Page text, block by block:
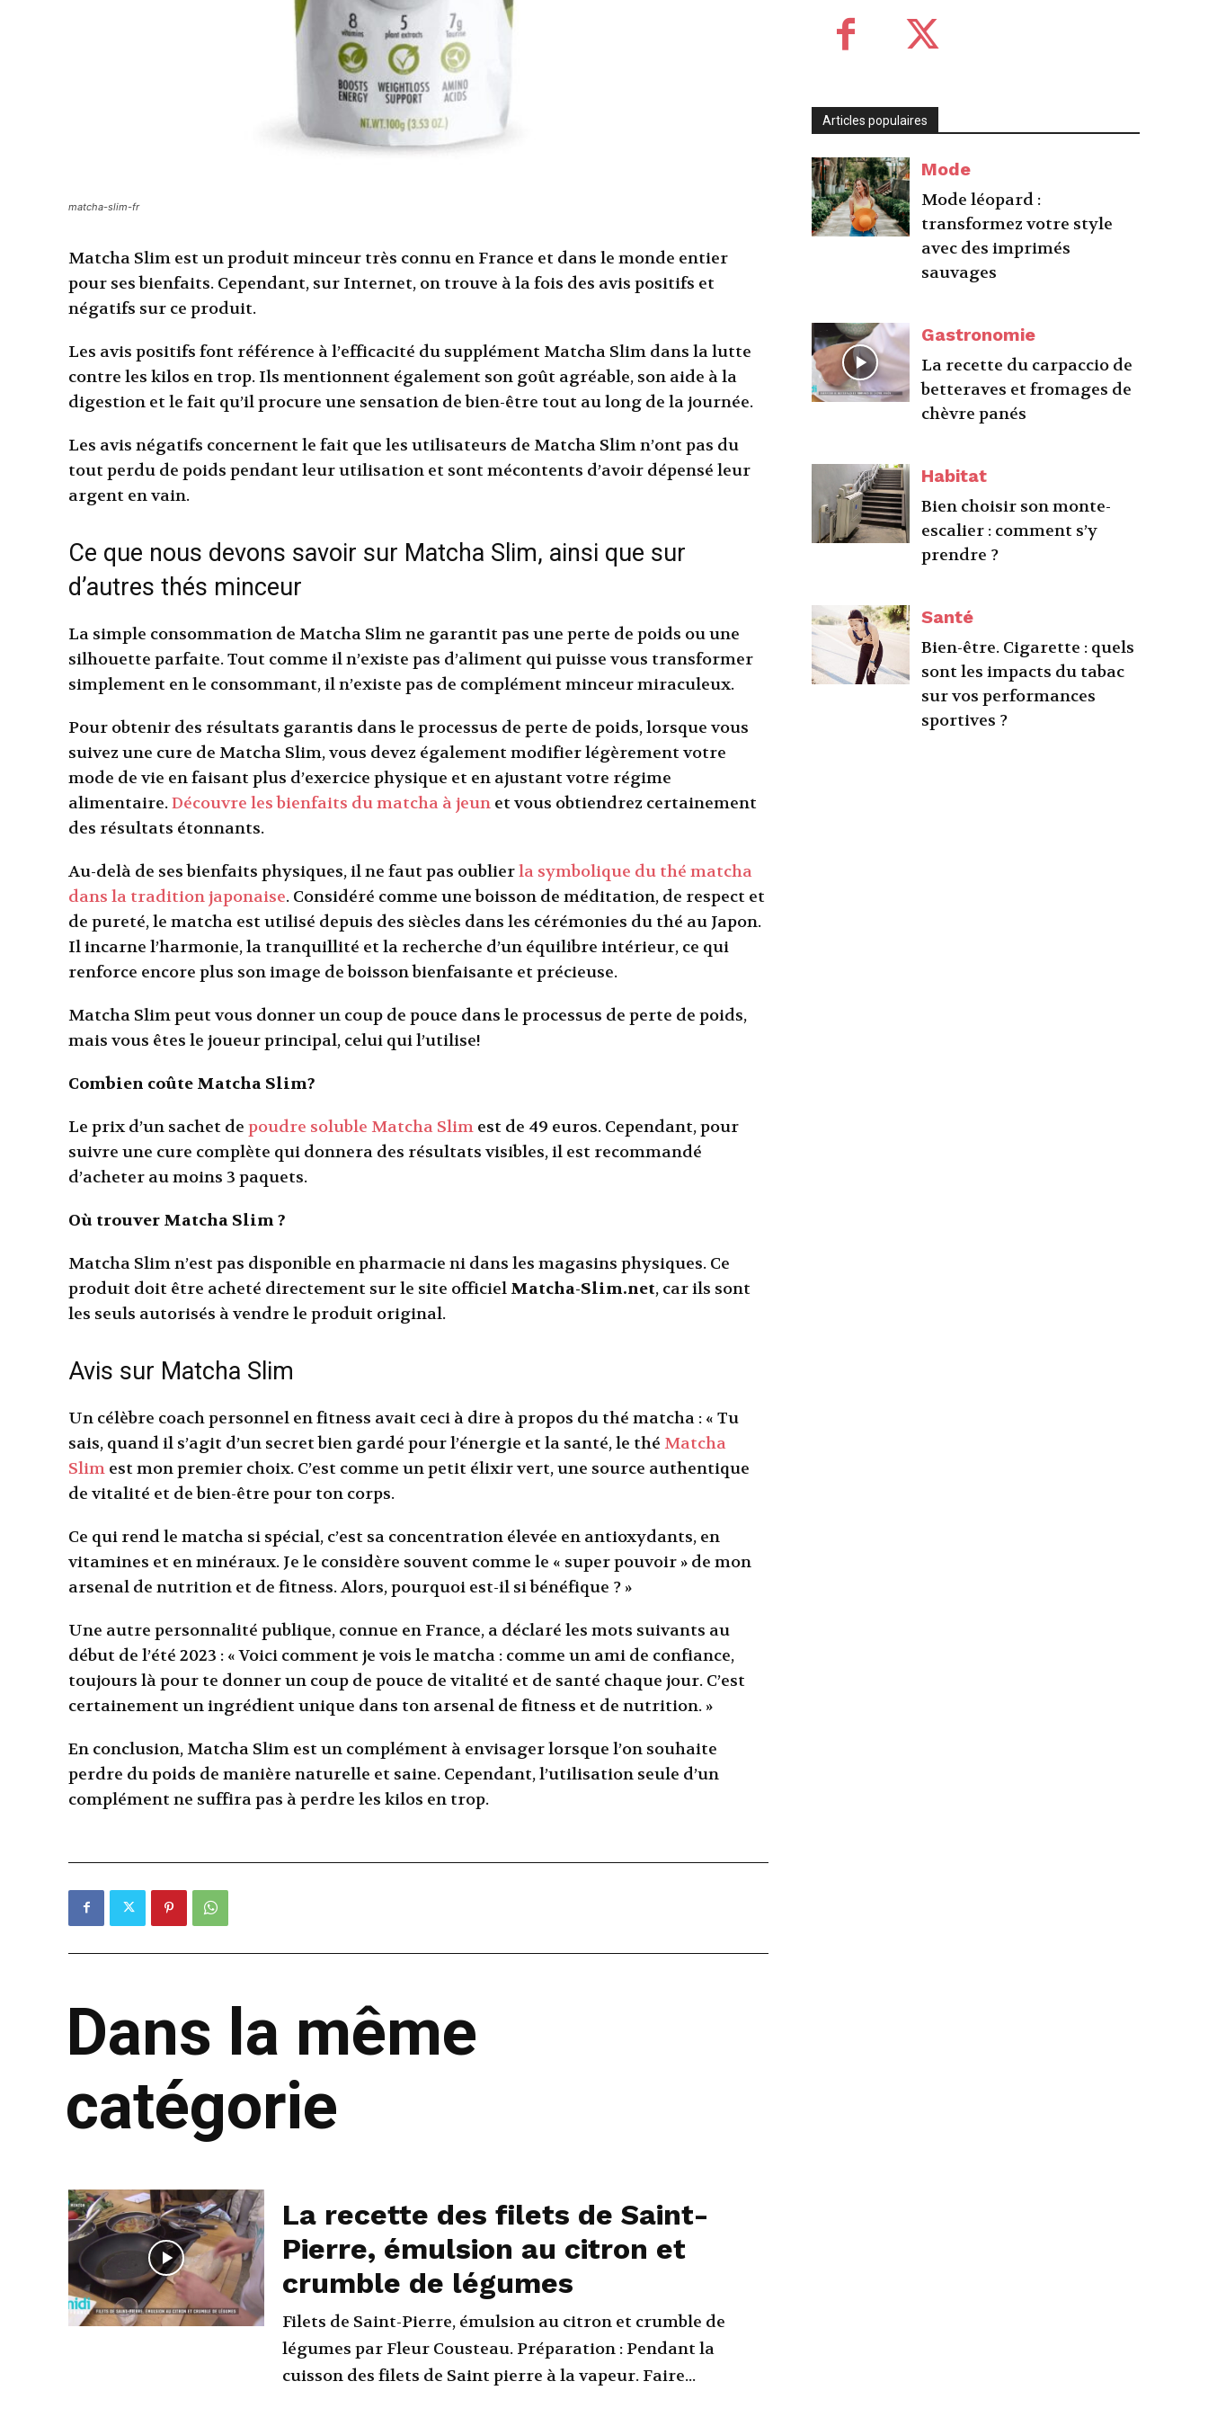
matcha-slim-fr
Matcha Slim est un produit minceur très connu en France et dans le monde entier
pour ses bienfaits. Cependant, sur Internet, on trouve à la fois des avis positifs et
négatifs sur ce produit.
Les avis positifs font référence à l’efficacité du supplément Matcha Slim dans la lutte
contre les kilos en trop. Ils mentionnent également son goût agréable, son aide à la
digestion et le fait qu’il procure une sensation de bien-être tout au long de la journée.
Les avis négatifs concernent le fait que les utilisateurs de Matcha Slim n’ont pas du
tout perdu de poids pendant leur utilisation et sont mécontents d’avoir dépensé leur
argent en vain.
Ce que nous devons savoir sur Matcha Slim, ainsi que sur
d’autres thés minceur
La simple consommation de Matcha Slim ne garantit pas une perte de poids ou une
silhouette parfaite. Tout comme il n’existe pas d’aliment qui puisse vous transformer
simplement en le consommant, il n’existe pas de complément minceur miraculeux.
Pour obtenir des résultats garantis dans le processus de perte de poids, lorsque vous
suivez une cure de Matcha Slim, vous devez également modifier légèrement votre
mode de vie en faisant plus d’exercice physique et en ajustant votre régime
alimentaire.Découvre les bienfaits du matcha à jeun et vous obtiendrez certainement
des résultats étonnants.
Au-delà de ses bienfaits physiques, il ne faut pas oublierla symbolique du thé matcha
dans la tradition japonaise. Considéré comme une boisson de méditation, de respect et
de pureté, le matcha est utilisé depuis des siècles dans les cérémonies du thé au Japon.
Il incarne l’harmonie, la tranquillité et la recherche d’un équilibre intérieur, ce qui
renforce encore plus son image de boisson bienfaisante et précieuse.
Matcha Slim peut vous donner un coup de pouce dans le processus de perte de poids,
mais vous êtes le joueur principal, celui qui l’utilise!
Combien coûte Matcha Slim?
Le prix d’un sachet de poudre soluble Matcha Slim est de 49 euros. Cependant, pour
suivre une cure complète qui donnera des résultats visibles, il est recommandé
d’acheter au moins 3 paquets.
Où trouver Matcha Slim ?
Matcha Slim n’est pas disponible en pharmacie ni dans les magasins physiques. Ce
produit doit être acheté directement sur le site officiel Matcha-Slim.net, car ils sont
les seuls autorisés à vendre le produit original.
Avis sur Matcha Slim
Un célèbre coach personnel en fitness avait ceci à dire à propos du thé matcha : « Tu
sais, quand il s’agit d’un secret bien gardé pour l’énergie et la santé, le thé Matcha
Slim est mon premier choix. C’est comme un petit élixir vert, une source authentique
de vitalité et de bien-être pour ton corps.
Ce qui rend le matcha si spécial, c’est sa concentration élevée en antioxydants, en
vitamines et en minéraux. Je le considère souvent comme le « super pouvoir » de mon
arsenal de nutrition et de fitness. Alors, pourquoi est-il si bénéfique ? »
Une autre personnalité publique, connue en France, a déclaré les mots suivants au
début de l’été 2023 : « Voici comment je vois le matcha : comme un ami de confiance,
toujours là pour te donner un coup de pouce de vitalité et de santé chaque jour. C’est
certainement un ingrédient unique dans ton arsenal de fitness et de nutrition. »
En conclusion, Matcha Slim est un complément à envisager lorsque l’on souhaite
perdre du poids de manière naturelle et saine. Cependant, l’utilisation seule d’un
complément ne suffira pas à perdre les kilos en trop.
Dans la même
catégorie
La recette des filets de Saint-
Pierre, émulsion au citron et
crumble de légumes
Filets de Saint-Pierre, émulsion au citron et crumble de
légumes par Fleur Cousteau. Préparation : Pendant la
cuisson des filets de Saint pierre à la vapeur. Faire...
Articles populaires
Mode
Mode léopard :
transformez votre style
avec des imprimés
sauvages
Gastronomie
La recette du carpaccio de
betteraves et fromages de
chèvre panés
Habitat
Bien choisir son monte-
escalier : comment s’y
prendre ?
Santé
Bien-être. Cigarette : quels
sont les impacts du tabac
sur vos performances
sportives ?